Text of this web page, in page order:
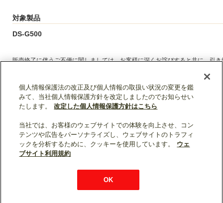
対象製品
DS-G500
販売終了に伴うご不便に関しましては、お客様に深くお詫びすると共に、引
ソーシャルメディア公式アカウント一覧
利用規約 総合サイトマップ
© Mitsubishi Electric Corporation
個人情報保護法の改正及び個人情報の取扱い状況の変更を鑑
みて、当社個人情報保護方針を改定しましたのでお知らせい
たします。
改定した個人情報保護方針はこちら
当社では、お客様のウェブサイトでの体験を向上させ、コン
テンツや広告をパーソナライズし、ウェブサイトのトラフィ
ックを分析するために、クッキーを使用しています。
ウェ
ブサイト利用規約
OK